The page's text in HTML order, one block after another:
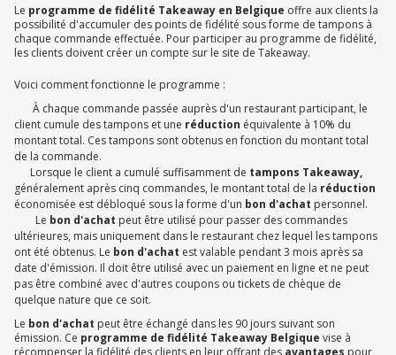
Le programme de fidélité Takeaway en Belgique offre aux clients la
possibilité d'accumuler des points de fidélité sous forme de tampons à
chaque commande effectuée. Pour participer au programme de fidélité,
les clients doivent créer un compte sur le site de Takeaway.
Voici comment fonctionne le programme :
À chaque commande passée auprès d'un restaurant participant, le
client cumule des tampons et une réduction équivalente à 10% du
montant total. Ces tampons sont obtenus en fonction du montant total
de la commande.
Lorsque le client a cumulé suffisamment de tampons Takeaway,
généralement après cinq commandes, le montant total de la réduction
économisée est débloqué sous la forme d'un bon d'achat personnel.
Le bon d'achat peut être utilisé pour passer des commandes
ultérieures, mais uniquement dans le restaurant chez lequel les tampons
ont été obtenus. Le bon d'achat est valable pendant 3 mois après sa
date d'émission. Il doit être utilisé avec un paiement en ligne et ne peut
pas être combiné avec d'autres coupons ou tickets de chèque de
quelque nature que ce soit.
Le bon d'achat peut être échangé dans les 90 jours suivant son
émission. Ce programme de fidélité Takeaway Belgique vise à